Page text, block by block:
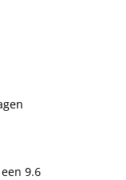
9.6